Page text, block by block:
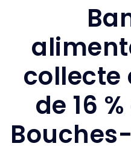
collecte
de 16